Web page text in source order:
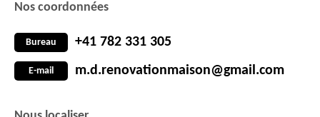
Nos coordonnées
Bureau +41 782 331 305
E-mail m.d.renovationmaison@gmail.com